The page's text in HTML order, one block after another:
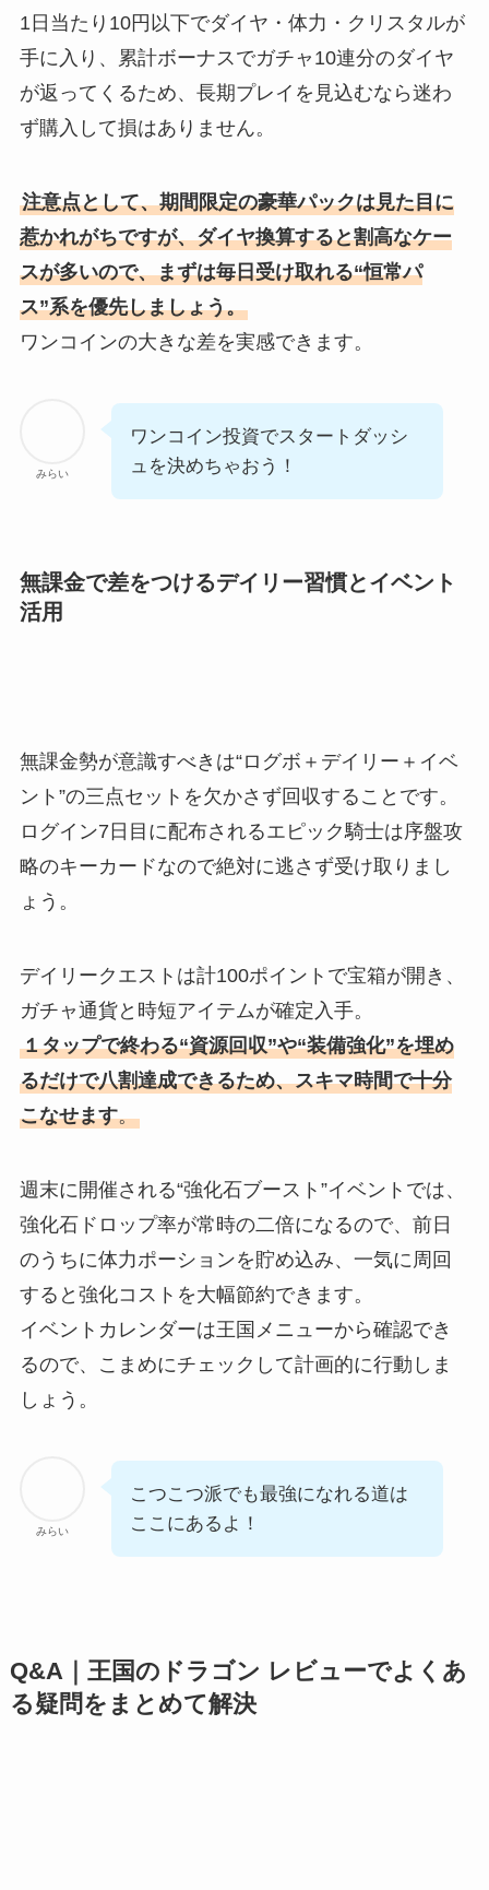
1日当たり10円以下でダイヤ・体力・クリスタルが
手に入り、累計ボーナスでガチャ10連分のダイヤ
が返ってくるため、長期プレイを見込むなら迷わ
ず購入して損はありません。
注意点として、期間限定の豪華パックは見た目に
惹かれがちですが、ダイヤ換算すると割高なケー
スが多いので、まずは毎日受け取れる“恒常パ
ス”系を優先しましょう。
ワンコインの大きな差を実感できます。
みらい
ワンコイン投資でスタートダッシ
ュを決めちゃおう！
無課金で差をつけるデイリー習慣とイベント
活用
無課金勢が意識すべきは“ログボ＋デイリー＋イベ
ント”の三点セットを欠かさず回収することです。
ログイン7日目に配布されるエピック騎士は序盤攻
略のキーカードなので絶対に逃さず受け取りまし
ょう。
デイリークエストは計100ポイントで宝箱が開き、
ガチャ通貨と時短アイテムが確定入手。
１タップで終わる“資源回収”や“装備強化”を埋め
るだけで八割達成できるため、スキマ時間で十分
こなせます。
週末に開催される“強化石ブースト”イベントでは、
強化石ドロップ率が常時の二倍になるので、前日
のうちに体力ポーションを貯め込み、一気に周回
すると強化コストを大幅節約できます。
イベントカレンダーは王国メニューから確認でき
るので、こまめにチェックして計画的に行動しま
しょう。
みらい
こつこつ派でも最強になれる道は
ここにあるよ！
Q&A｜王国のドラゴン レビューでよくあ
る疑問をまとめて解決